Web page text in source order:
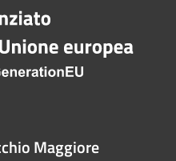
Maggiore